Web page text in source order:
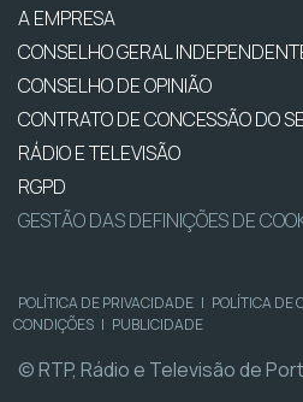
A EMPRESA
CONSELHO GERAL
CONSELHO DE OPINIÃO
CONTRATO DE CONCESSÃO DO
RÁDIO E TELEVISÃO
RGPD
GESTÃO DAS DEFINIÇÕES DE
POLÍTICA DE PRIVACIDADE | POLÍTICA DE
CONDIÇÕES | PUBLICIDADE
© RTP, Rádio e Televisão de